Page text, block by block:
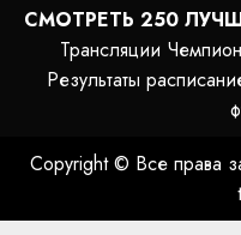
СМОТРЕТЬ 250
Трансляции
Результаты
Copyright © Все права